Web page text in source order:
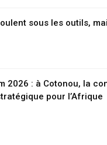
sous les outils,
2026 : à Cotonou, la
pour l’Afrique